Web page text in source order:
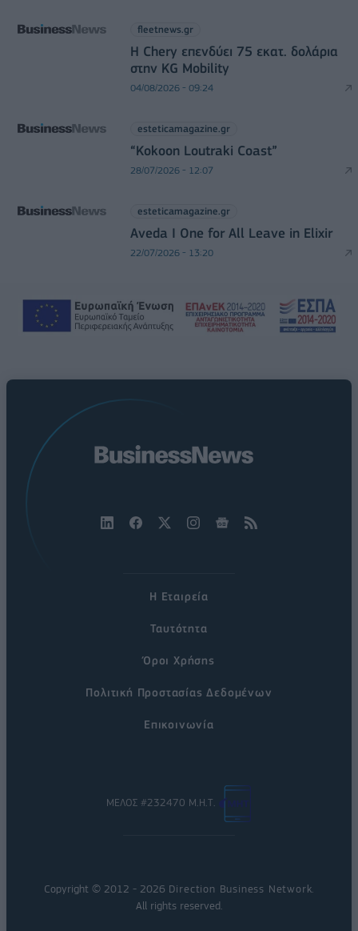
fleetnews.gr
Η Chery επενδύει 75 εκατ. δολάρια
στην KG Mobility
04/08/2026 - 09:24
esteticamagazine.gr
“Kokoon Loutraki Coast”
28/07/2026 - 12:07
esteticamagazine.gr
Aveda I One for All Leave in Elixir
22/07/2026 - 13:20
Η Εταιρεία
Ταυτότητα
Όροι Χρήσης
Πολιτική Προστασίας Δεδομένων
Επικοινωνία
ΜΕΛΟΣ #232470 Μ.Η.Τ.
Copyright © 2012 - 2026 Direction Business Network.
All rights reserved.